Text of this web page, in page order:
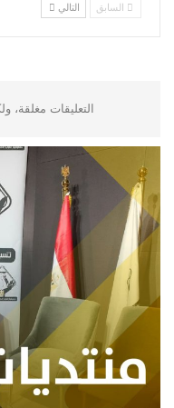
السابق التالي
التعليقات مغلقة،